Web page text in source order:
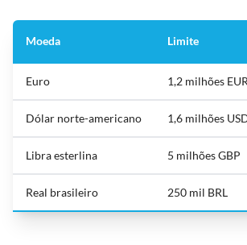
Moeda Limite
Euro 1,2 milhões EUR
Dólar norte-americano 1,6 milhões
Libra esterlina 5 milhões GBP
Real brasileiro 250 mil BRL